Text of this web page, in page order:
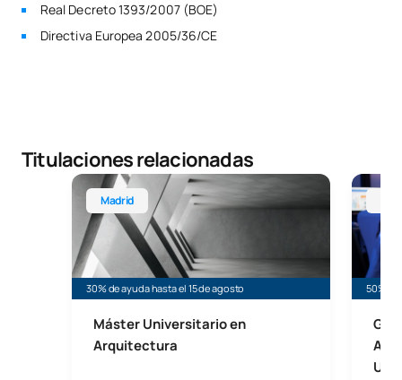
Real Decreto 1393/2007 (BOE)
Directiva Europea 2005/36/CE
Titulaciones relacionadas
Madrid
30% de ayuda hasta el 15 de agosto
Máster Universitario en
Arquitectura
Máster Universitario en Arquitectura (Habilitante)
50% de
Grado